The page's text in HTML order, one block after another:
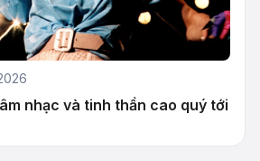
nhạc và tinh thần cao quý tới